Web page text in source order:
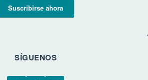
Suscribirse ahora
SÍGUENOS